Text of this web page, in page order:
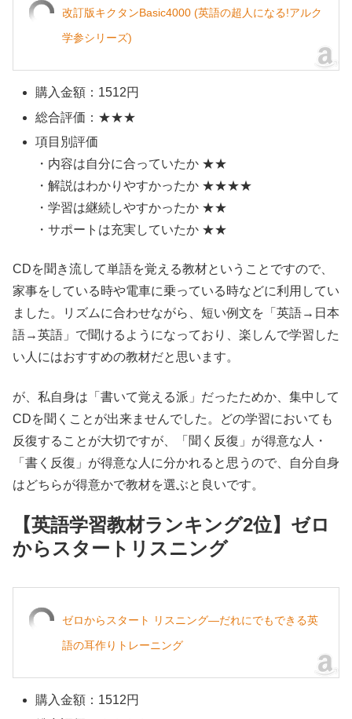
改訂版キクタンBasic4000 (英語の超人になる!アルク
学参シリーズ)
購入金額：1512円
総合評価：★★★
項目別評価
・内容は自分に合っていたか ★★
・解説はわかりやすかったか ★★★★
・学習は継続しやすかったか ★★
・サポートは充実していたか ★★
CDを聞き流して単語を覚える教材ということですので、
家事をしている時や電車に乗っている時などに利用してい
ました。リズムに合わせながら、短い例文を「英語→日本
語→英語」で聞けるようになっており、楽しんで学習した
い人にはおすすめの教材だと思います。
が、私自身は「書いて覚える派」だったためか、集中して
CDを聞くことが出来ませんでした。どの学習においても
反復することが大切ですが、「聞く反復」が得意な人・
「書く反復」が得意な人に分かれると思うので、自分自身
はどちらが得意かで教材を選ぶと良いです。
【英語学習教材ランキング2位】ゼロ
からスタートリスニング
ゼロからスタート リスニング―だれにでもできる英
語の耳作りトレーニング
購入金額：1512円